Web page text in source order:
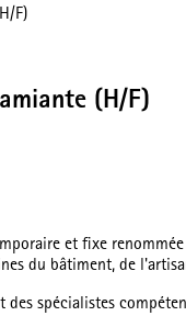
F)
(H/F)
et fixe
du bâtiment, de
des spécialistes